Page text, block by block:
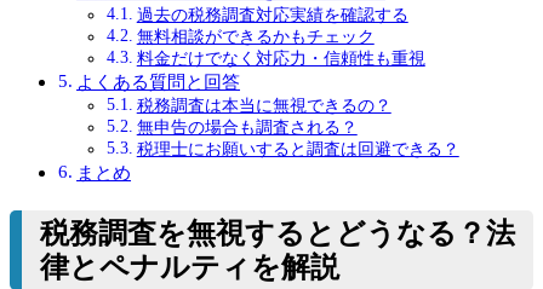
過去の税務調査対応実績を確認する
無料相談ができるかもチェック
料金だけでなく対応力・信頼性も重視
よくある質問と回答
税務調査は本当に無視できるの？
無申告の場合も調査される？
税理士にお願いすると調査は回避できる？
まとめ
税務調査を無視するとどうなる？法
律とペナルティを解説